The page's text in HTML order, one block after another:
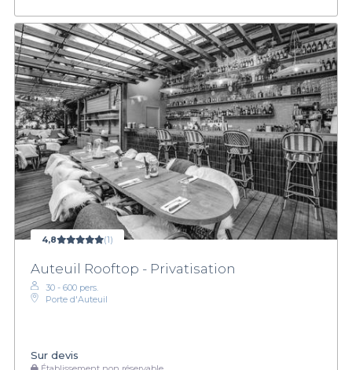
4,8 (1)
Auteuil Rooftop - Privatisation
30 - 600 pers.
Porte d'Auteuil
Sur devis